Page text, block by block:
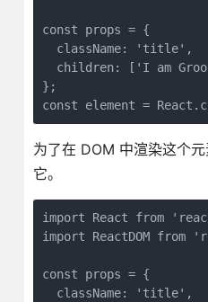
const props = {
  className: 'title',
children: ['I am
};
const element =
为了在 DOM 中渲染这个
它。
import React from
import ReactDOM from
const props = {
  className: 'title',